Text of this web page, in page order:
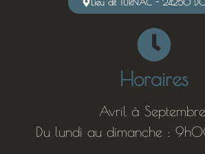
Horaires
Avril à
Du lundi au dimanche :